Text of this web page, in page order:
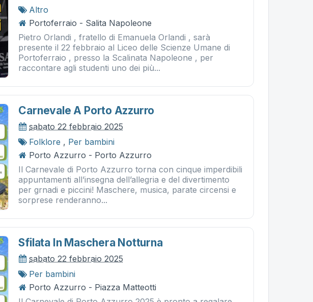
Altro
Portoferraio - Salita Napoleone
Pietro Orlandi , fratello di Emanuela Orlandi , sarà
presente il 22 febbraio al Liceo delle Scienze Umane di
Portoferraio , presso la Scalinata Napoleone , per
raccontare agli studenti uno dei più...
Carnevale A Porto Azzurro
sabato 22 febbraio 2025
Folklore , Per bambini
Porto Azzurro - Porto Azzurro
Il Carnevale di Porto Azzurro torna con cinque imperdibili
appuntamenti all’insegna dell’allegria e del divertimento
per grnadi e piccini! Maschere, musica, parate circensi e
sorprese renderanno...
Sfilata In Maschera Notturna
sabato 22 febbraio 2025
Per bambini
Porto Azzurro - Piazza Matteotti